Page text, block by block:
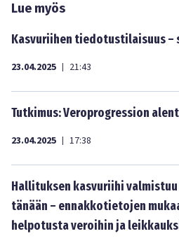
Lue myös
Kasvuriihen tiedotustilaisuus –
23.04.2025 | 21:43
Tutkimus: Veroprogression
23.04.2025 | 17:38
Hallituksen kasvuriihi
tänään – ennakkotietojen
helpotusta veroihin ja